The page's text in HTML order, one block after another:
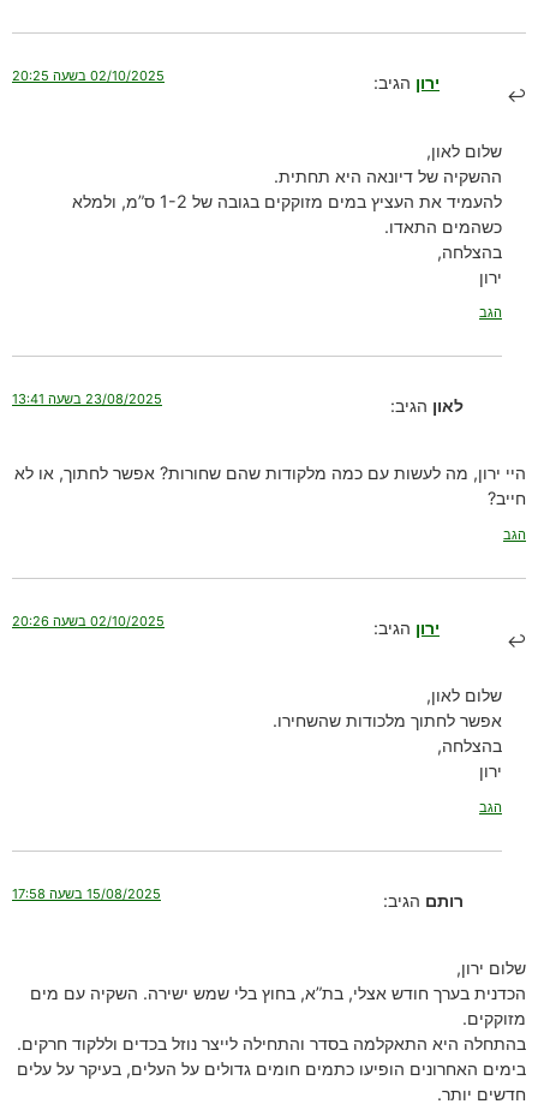
ירון הגיב: 02/10/2025 בשעה 20:25
שלום לאון,
ההשקיה של דיונאה היא תחתית.
להעמיד את העציץ במים מזוקקים בגובה של 1-2 ס”מ, ולמלא
כשהמים התאדו.
בהצלחה,
ירון
הגב
לאון הגיב: 23/08/2025 בשעה 13:41
היי ירון, מה לעשות עם כמה מלקודות שהם שחורות? אפשר לחתוך, או לא
חייב?
הגב
ירון הגיב: 02/10/2025 בשעה 20:26
שלום לאון,
אפשר לחתוך מלכודות שהשחירו.
בהצלחה,
ירון
הגב
רותם הגיב: 15/08/2025 בשעה 17:58
שלום ירון,
הכדנית בערך חודש אצלי, בת”א, בחוץ בלי שמש ישירה. השקיה עם מים
מזוקקים.
בהתחלה היא התאקלמה בסדר והתחילה לייצר נוזל בכדים וללקוד חרקים.
בימים האחרונים הופיעו כתמים חומים גדולים על העלים, בעיקר על עלים
חדשים יותר.